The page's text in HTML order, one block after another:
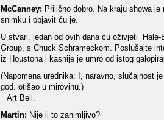
McCanney: Prilično dobro. Na kraju showa
snimku i objavit ću je.
U stvari, jedan od ovih dana ću oživjeti
Group, s Chuck Schrameckom. Poslušajte
iz Houstona i kasnije je umro od istog
(Napomena urednika: I, naravno, slučajnost
god. otišao u mirovinu.)
Art Bell.
Martin: Nije li to zanimljivo?